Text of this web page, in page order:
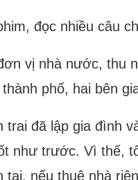
đọc nhiều câu
vị nhà nước, thu
phố, hai bên
trai đã lập gia đình
như trước. Vì thế,
tại, nếu thuê nhà